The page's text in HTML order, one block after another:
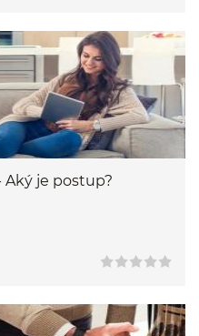
je postup?